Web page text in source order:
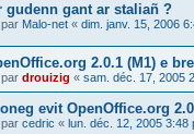
gudenn gant ar staliañ ?
Malo-net « dim. janv. 15, 2006
2.0.1 (M1) e
drouizig « sam. déc. 17, 2005
evit OpenOffice.org 2.0
cedric « lun. déc. 12, 2005 3:48